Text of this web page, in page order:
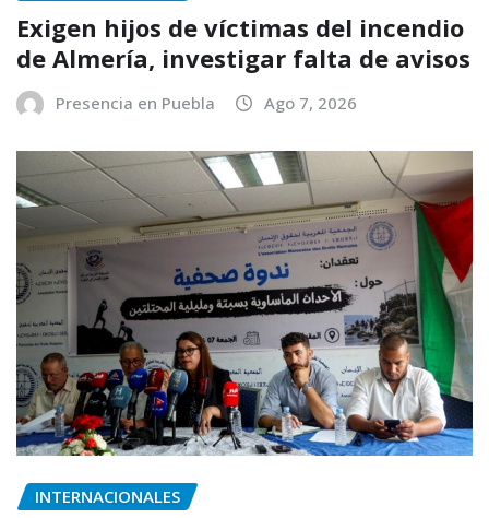
Exigen hijos de víctimas del incendio
de Almería, investigar falta de avisos
Presencia en Puebla Ago 7, 2026
INTERNACIONALES